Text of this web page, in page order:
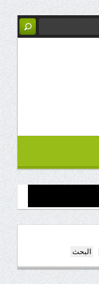
البحث